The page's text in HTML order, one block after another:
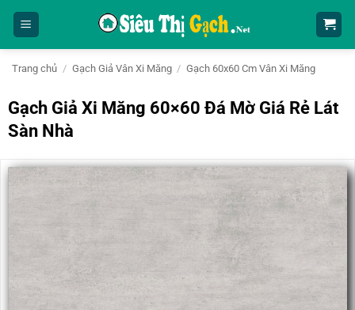
nội
dungTrang chủ / Gạch Giả Vân Xi Măng / Gạch 60x60 Cm Vân Xi Măng
Gạch Giả Xi Măng 60×60 Đá Mờ Giá Rẻ Lát
Sàn Nhà